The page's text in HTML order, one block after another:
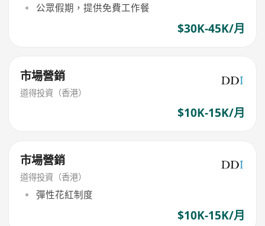
公眾假期，提供免費工作餐
$30K-45K/月
市場營銷
道得投資（香港）
$10K-15K/月
市場營銷
道得投資（香港）
彈性花紅制度
$10K-15K/月